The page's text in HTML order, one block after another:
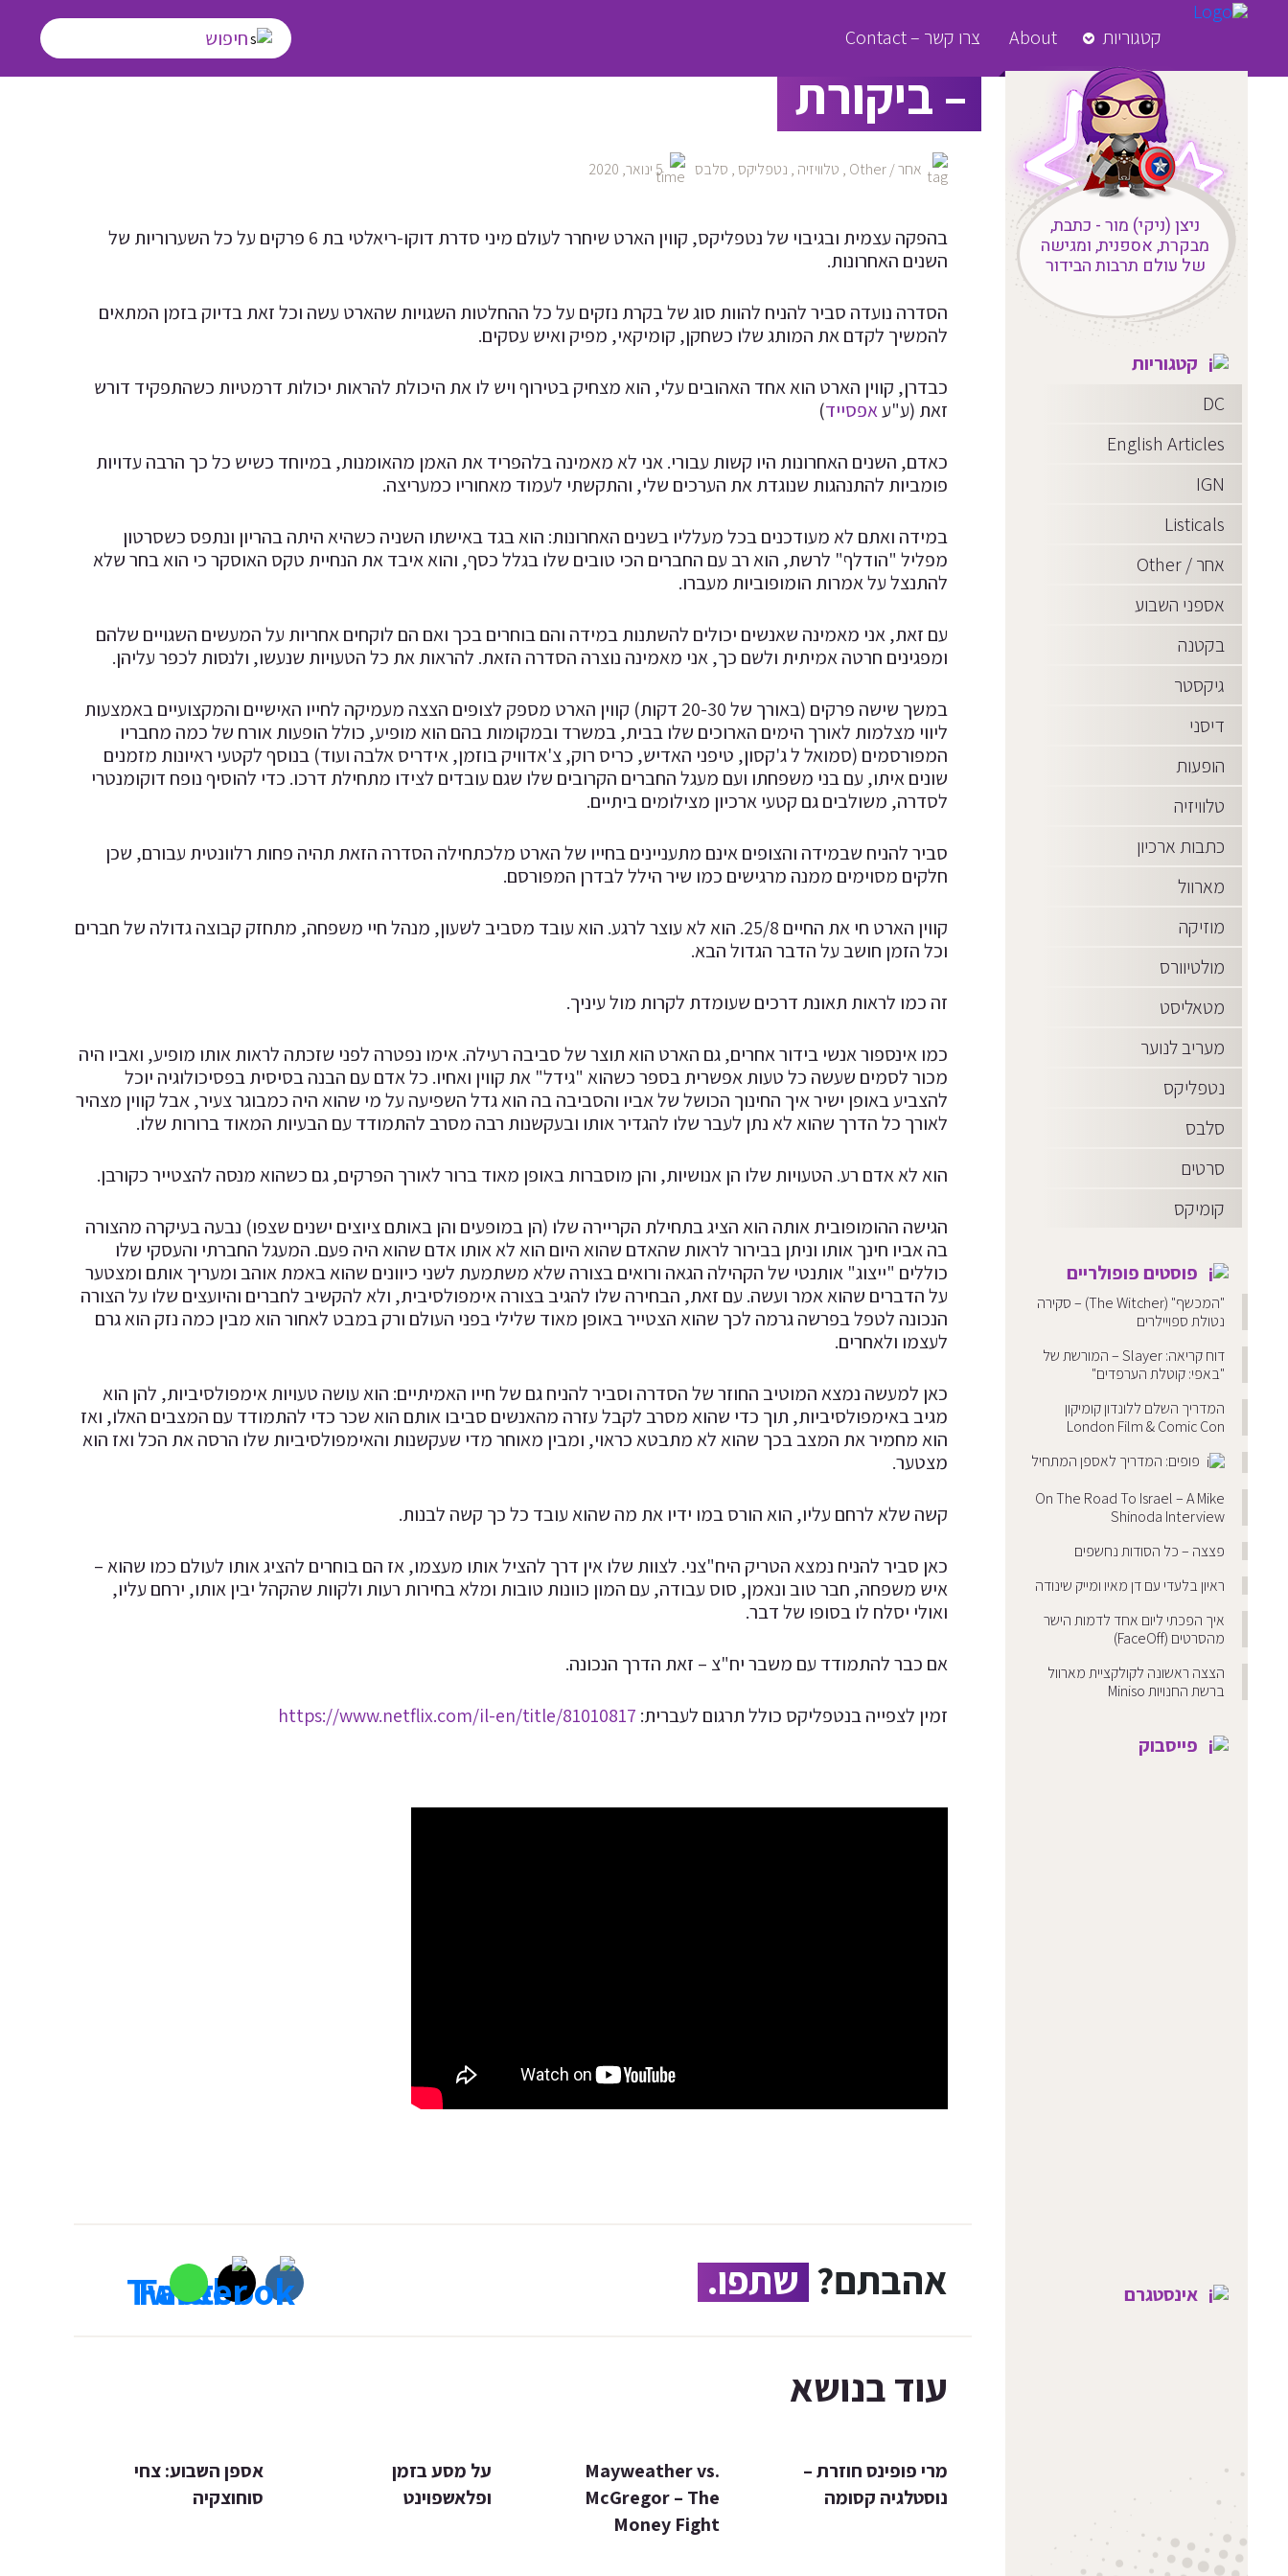
קטגוריות About צרו קשר – Contact
ניצן (ניקי) מור - כתבת,
מבקרת, אספנית, ומגישה
של עולם תרבות הבידור
קטגוריות
DC
English Articles
IGN
Listicals
אחר / Other
אספני השבוע
בקטנה
גיקסטר
דיסני
הופעות
טלוויזיה
כתבות ארכיון
מארוול
מוזיקה
מולטיוורס
מטאליסט
מעריב לנוער
נטפליקס
סלבס
סרטים
קומיקס
פוסטים פופולריים
"המכשף" (The Witcher) – סקירה
נטולת ספויילרים
דוח קריאה: Slayer – המורשת של
"באפי: קוטלת הערפדים"
המדריך השלם ללונדון קומיקון
London Film & Comic Con
פופים: המדריך לאספן המתחיל
On The Road To Israel – A Mike
Shinoda Interview
פצצה – כל הסודות נחשפים
ראיון בלעדי עם דן מאיו ומייק שינודה
איך הפכתי ליום אחד לדמות הישר
מהסרטים (FaceOff)
הצצה ראשונה לקולקציית מארוול
ברשת החנויות Miniso
פייסבוק
אינסטגרם
– ביקורת
אחר / Other , טלוויזיה , נטפליקס , סלבס 5 ינואר, 2020
בהפקה עצמית ובגיבוי של נטפליקס, קווין הארט שיחרר לעולם מיני סדרת דוקו-ריאלטי בת 6 פרקים על כל השערוריות של
השנים האחרונות.
הסדרה נועדה סביר להניח להוות סוג של בקרת נזקים על כל ההחלטות השגויות שהארט עשה וכל זאת בדיוק בזמן המתאים
להמשיך לקדם את המותג שלו כשחקן, קומיקאי, מפיק ואיש עסקים.
כבדרן, קווין הארט הוא אחד האהובים עלי, הוא מצחיק בטירוף ויש לו את היכולת להראות יכולות דרמטיות כשהתפקיד דורש
זאת (ע"עאפסייד)
כאדם, השנים האחרונות היו קשות עבורי. אני לא מאמינה בלהפריד את האמן מהאומנות, במיוחד כשיש כל כך הרבה עדויות
פומביות להתנהגות שנוגדת את הערכים שלי, והתקשתי לעמוד מאחוריו כמעריצה.
במידה ואתם לא מעודכנים בכל מעלליו בשנים האחרונות: הוא בגד באישתו השניה כשהיא היתה בהריון ונתפס כשסרטון
מפליל "הודלף" לרשת, הוא רב עם החברים הכי טובים שלו בגלל כסף, והוא איבד את הנחיית טקס האוסקר כי הוא בחר שלא
להתנצל על אמרות הומופוביות מעברו.
עם זאת, אני מאמינה שאנשים יכולים להשתנות במידה והם בוחרים בכך ואם הם לוקחים אחריות על המעשים השגויים שלהם
ומפגינים חרטה אמיתית ולשם כך, אני מאמינה נוצרה הסדרה הזאת. להראות את כל הטעויות שנעשו, ולנסות לכפר עליהן.
במשך שישה פרקים (באורך של 20-30 דקות) קווין הארט מספק לצופים הצצה מעמיקה לחייו האישיים והמקצועיים באמצעות
ליווי מצלמות לאורך הימים הארוכים שלו בבית, במשרד ובמקומות בהם הוא מופיע, כולל הופעות אורח של כמה מחבריו
המפורסמים (סמואל ל ג'קסון, טיפני האדיש, כריס רוק, צ'אדוויק בוזמן, אידריס אלבה ועוד) בנוסף לקטעי ראיונות מזמנים
שונים איתו, עם בני משפחתו ועם מעגל החברים הקרובים שלו שגם עובדים לצידו מתחילת דרכו. כדי להוסיף נופח דוקומנטרי
לסדרה, משולבים גם קטעי ארכיון מצילומים ביתיים.
סביר להניח שבמידה והצופים אינם מתעניינים בחייו של הארט מלכתחילה הסדרה הזאת תהיה פחות רלוונטית עבורם, שכן
חלקים מסוימים ממנה מרגישים כמו שיר הילל לבדרן המפורסם.
קווין הארט חי את החיים 25/8. הוא לא עוצר לרגע. הוא עובד מסביב לשעון, מנהל חיי משפחה, מתחזק קבוצה גדולה של חברים
וכל הזמן חושב על הדבר הגדול הבא.
זה כמו לראות תאונת דרכים שעומדת לקרות מול עיניך.
כמו אינספור אנשי בידור אחרים, גם הארט הוא תוצר של סביבה רעילה. אימו נפטרה לפני שזכתה לראות אותו מופיע, ואביו היה
מכור לסמים שעשה כל טעות אפשרית בספר כשהוא "גידל" את קווין ואחיו. כל אדם עם הבנה בסיסית בפסיכולוגיה יוכל
להצביע באופן ישיר איך החינוך הכושל של אביו והסביבה בה הוא גדל השפיעה על מי שהוא היה כמבוגר צעיר, אבל קווין מצהיר
לאורך כל הדרך שהוא לא נתן לעבר שלו להגדיר אותו ובעקשנות רבה מסרב להתמודד עם הבעיות המאוד ברורות שלו.
הוא לא אדם רע. הטעויות שלו הן אנושיות, והן מוסברות באופן מאוד ברור לאורך הפרקים, גם כשהוא מנסה להצטייר כקורבן.
הגישה ההומופובית אותה הוא הציג בתחילת הקריירה שלו (הן במופעים והן באותם ציוצים ישנים שצפו) נבעה בעיקרה מהצורה
בה אביו חינך אותו וניתן בבירור לראות שהאדם שהוא היום הוא לא אותו אדם שהוא היה פעם. המעגל החברתי והעסקי שלו
כוללים "ייצוג" אותנטי של הקהילה הגאה ורואים בצורה שלא משתמעת לשני כיוונים שהוא באמת אוהב ומעריך אותם ומצטער
על הדברים שהוא אמר ועשה. עם זאת, הבחירה שלו להגיב בצורה אימפולסיבית, ולא להקשיב לחברים והיועצים שלו על הצורה
הנכונה לטפל בפרשה גרמה לכך שהוא הצטייר באופן מאוד שלילי בפני העולם ורק במבט לאחור הוא מבין כמה נזק הוא גרם
לעצמו ולאחרים.
כאן למעשה נמצא המוטיב החוזר של הסדרה וסביר להניח גם של חייו האמיתיים: הוא עושה טעויות אימפולסיביות, להן הוא
מגיב באימפולסיביות, תוך כדי שהוא מסרב לקבל עזרה מהאנשים סביבו אותם הוא שכר כדי להתמודד עם המצבים האלו, ואז
הוא מחמיר את המצב בכך שהוא לא מתבטא כראוי, ומבין מאוחר מדי שעקשנות והאימפולסיביות שלו הרסה את הכל ואז הוא
מצטער.
קשה שלא לרחם עליו, הוא הורס במו ידיו את מה שהוא עובד כל כך קשה לבנות.
כאן סביר להניח נמצא הטריק היח"צני. לצוות שלו אין דרך להציל אותו מעצמו, אז הם בוחרים להציג אותו לעולם כמו שהוא –
איש משפחה, חבר טוב ונאמן, סוס עבודה, עם המון כוונות טובות ומלא בחירות רעות ולקוות שהקהל יבין אותו, ירחם עליו,
ואולי יסלח לו בסופו של דבר.
אם כבר להתמודד עם משבר יח"צ – זאת הדרך הנכונה.
זמין לצפייה בנטפליקס כולל תרגום לעברית: https://www.netflix.com/il-en/title/81010817
אהבתם?שתפו.
עוד בנושא
מרי פופינס חוזרת –
נוסטלגיה קסומה
Mayweather vs.
McGregor – The
Money Fight
על מסע בזמן
ופלאשפוינט
אספן השבוע: צחי
סוחוצקיה